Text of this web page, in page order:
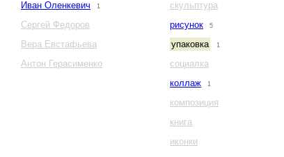
Иван Оленкевич
1
Сергей Федоров
Вера Евстафьева
Антон Герасименко
скульптура
рисунок
5
упаковка 1
социалка
коллаж
1
композиция
книга
иконки